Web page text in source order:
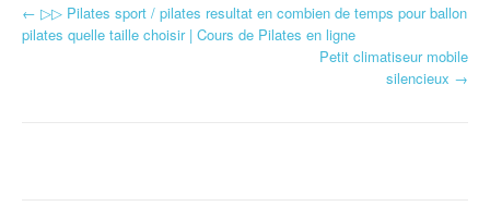
Navigation d'article
← ▷▷ Pilates sport / pilates resultat en combien de temps pour ballon
pilates quelle taille choisir | Cours de Pilates en ligne
Petit climatiseur mobile
silencieux →